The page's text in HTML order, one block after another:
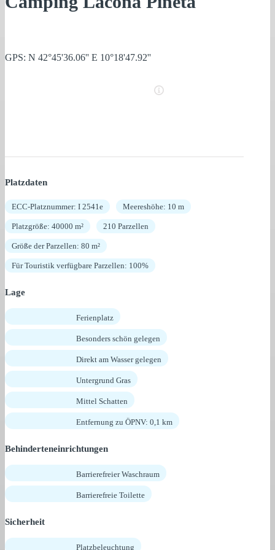
GPS: N 42°45'36.06'' E 10°18'47.92''
Platzdaten
ECC-Platznummer: I 2541e Meereshöhe: 10 m
Platzgröße: 40000 m² 210 Parzellen
Größe der Parzellen: 80 m²
Für Touristik verfügbare Parzellen: 100%
Lage
Ferienplatz
Besonders schön gelegen
Direkt am Wasser gelegen
Untergrund Gras
Mittel Schatten
Entfernung zu ÖPNV: 0,1 km
Behinderteneinrichtungen
Barrierefreier Waschraum
Barrierefreie Toilette
Sicherheit
Platzbeleuchtung